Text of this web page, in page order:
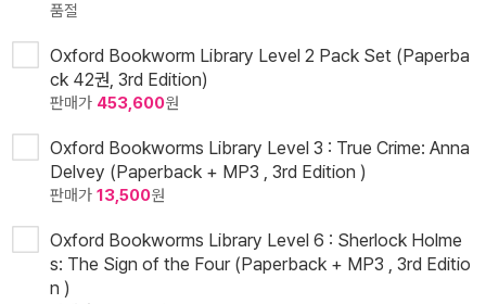
품절
Oxford Bookworm Library Level 2 Pack Set (Paperba
ck 42권, 3rd Edition)
판매가 453,600원
Oxford Bookworms Library Level 3 : True Crime: Anna
Delvey (Paperback + MP3 , 3rd Edition )
판매가 13,500원
Oxford Bookworms Library Level 6 : Sherlock Holme
s: The Sign of the Four (Paperback + MP3 , 3rd Editio
n )